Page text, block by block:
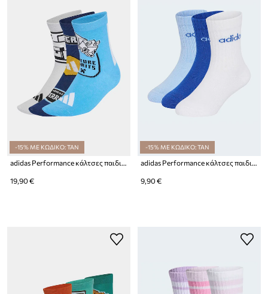
-15% ΜΕ ΚΩΔΙΚΟ: TAN
adidas Performance κάλτσες παιδικές MINECRAFT 3-pack
19,90 €
-15% ΜΕ ΚΩΔΙΚΟ: TAN
adidas Performance κάλτσες παιδικές 3-pack
9,90 €